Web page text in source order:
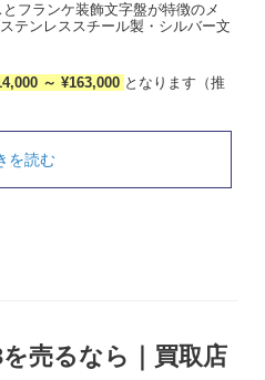
フランケ装飾文字盤が特徴のメ
テンレススチール製・シルバー文
～ ¥163,000 となります（推
を読む
売るなら｜買取店